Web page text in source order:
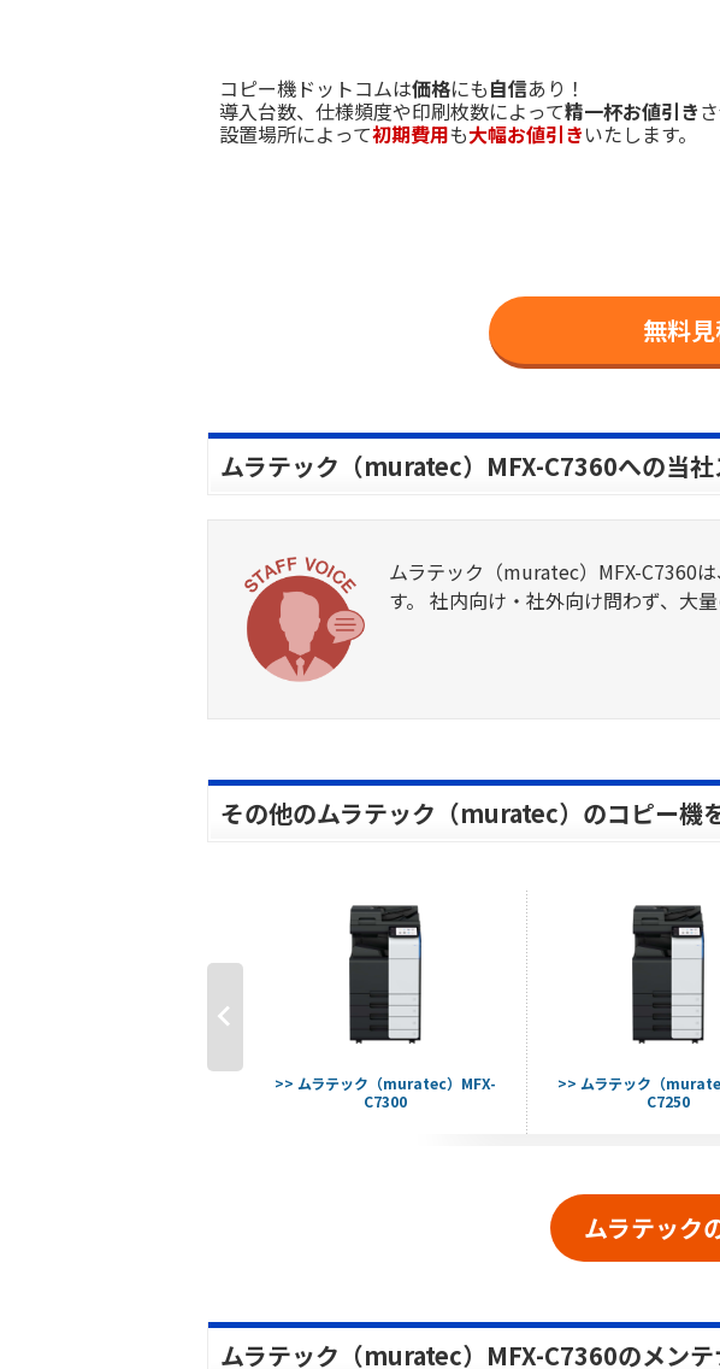
コピー機ドットコムは価格にも自信あり！
導入台数、仕様頻度や印刷枚数によって精一杯お値引き
設置場所によって初期費用も大幅お値引きいたします。
無料
ムラテック（muratec）MFX-C7360への当
ムラテック（muratec）MFX-C7360
す。 社内向け・社外向け問わず、大
その他のムラテック（muratec）のコピー機
>> ムラテック（muratec）MFX-
C7300
>> ムラテック（
C7250
ムラテック
ムラテック（muratec）MFX-C7360のメン